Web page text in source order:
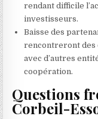
rendant difficile
investisseurs.
Baisse des
rencontreront des
avec d’autres
coopération.
Questions
Corbeil-